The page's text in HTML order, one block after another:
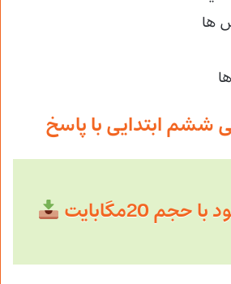
ها
ششم ابتدایی با پاسخ
حجم 20مگابایت